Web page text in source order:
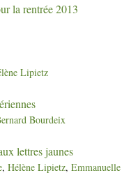
la rentrée 2013
Lipietz
Bourdeix
lettres jaunes
, Hélène Lipietz, Emmanuelle